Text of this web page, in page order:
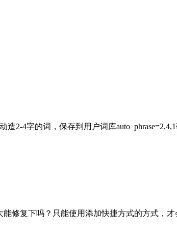
2-4字的词，保存到用户词库
修复下吗？只能使用添加快捷方式的方式，才